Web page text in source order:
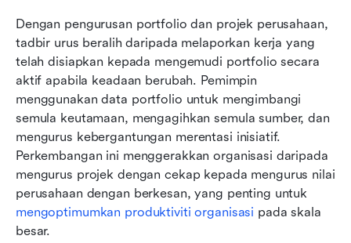
Dengan pengurusan portfolio dan projek perusahaan,
tadbir urus beralih daripada melaporkan kerja yang
telah disiapkan kepada mengemudi portfolio secara
aktif apabila keadaan berubah. Pemimpin
menggunakan data portfolio untuk mengimbangi
semula keutamaan, mengagihkan semula sumber, dan
mengurus kebergantungan merentasi inisiatif.
Perkembangan ini menggerakkan organisasi daripada
mengurus projek dengan cekap kepada mengurus nilai
mengoptimumkan produktiviti organisasi pada skala
besar.